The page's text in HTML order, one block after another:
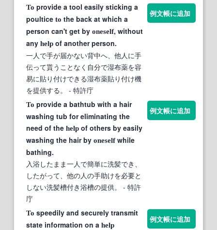
To provide a tool easily sticking a
poultice to the back at which a
person can't get by oneself, without
any help of another person.
一人で手が届かない背中へ、他人に手
伝って貰うことなく自分で湿布薬を容
易に貼り付けできる湿布薬貼り付け機
を提供する。
- 特許庁
例文帳に追加
To provide a bathtub with a hair
washing tub for eliminating the
need of the help of others by easily
washing the hair by oneselfwhile
bathing.
入浴したまま一人で簡単に洗髪でき、
したがって、他の人の手助けを必要と
しない洗髪槽付き浴槽の提供。
- 特許
庁
例文帳に追加
To speedily and securely transmit
state information on a help
例文帳に追加